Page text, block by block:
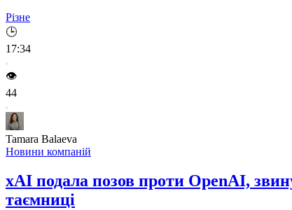
Різне
🕒
17:34
👁️
44
Tamara Balaeva
Новини компаній
xAI подала позов проти OpenAI,
таємниці